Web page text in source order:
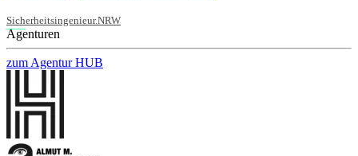
Sicherheitsingenieur.NRW
Agenturen
zum Agentur HUB